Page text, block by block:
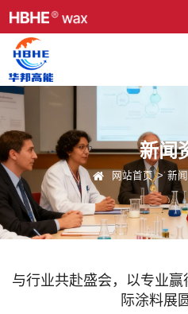
新闻
网站首页 新
与行业共赴盛会，以专业
际涂料展